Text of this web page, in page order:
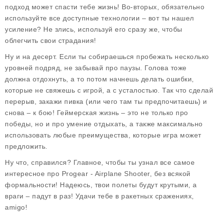
подход может спасти тебе жизнь! Во-вторых, обязательно
используйте все доступные технологии – вот ты нашел
усиление? Не злись, используй его сразу же, чтобы
облегчить свои страдания!
Ну и на десерт. Если ты собираешься пробежать несколько
уровней подряд, не забывай про паузы. Голова тоже
должна отдохнуть, а то потом начнешь делать ошибки,
которые не свяжешь с игрой, а с усталостью. Так что сделай
перерыв, закажи пивка (или чего там ты предпочитаешь) и
снова – к бою! Геймерская жизнь – это не только про
победы, но и про умение отдыхать, а также максимально
использовать любые преимущества, которые игра может
предложить.
Ну что, справился? Главное, чтобы ты узнал все самое
интересное про Progear - Airplane Shooter, без всякой
формальности! Надеюсь, твои полеты будут крутыми, а
враги – падут в раз! Удачи тебе в ракетных сражениях,
amigo!